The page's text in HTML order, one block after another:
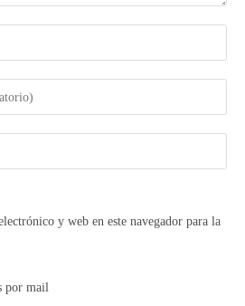
y web en este navegador para la
por mail